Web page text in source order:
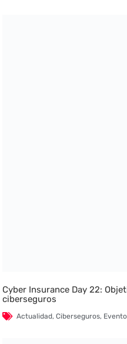
Cyber Insurance Day 22:
ciberseguros
Actualidad,Ciberseguros,